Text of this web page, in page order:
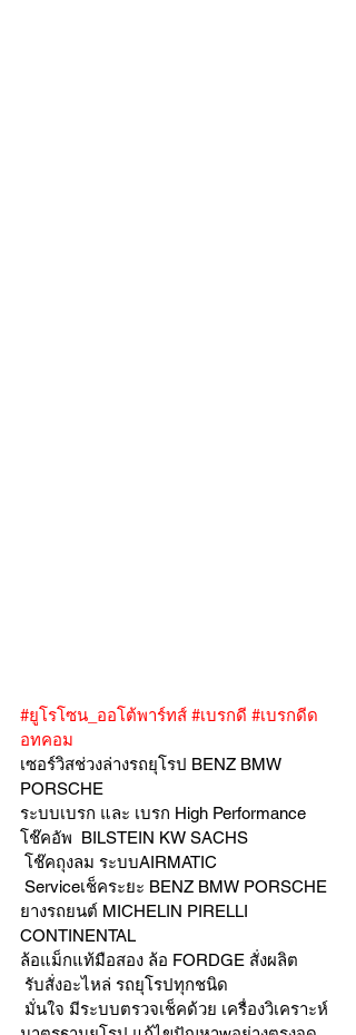
#ยูโรโซน_ออโต้พาร์ทส์ #เบรกดี #เบรกดีด
อทคอม
เซอร์วิสช่วงล่างรถยุโรป BENZ BMW
PORSCHE
ระบบเบรก และ เบรก High Performance
โช๊คอัพ  BILSTEIN KW SACHS
โช๊คถุงลม ระบบAIRMATIC
Serviceเช็คระยะ BENZ BMW PORSCHE
ยางรถยนต์ MICHELIN PIRELLI
CONTINENTAL
ล้อแม็กแท้มือสอง ล้อ FORDGE สั่งผลิต
รับสั่งอะไหล่ รถยุโรปทุกชนิด